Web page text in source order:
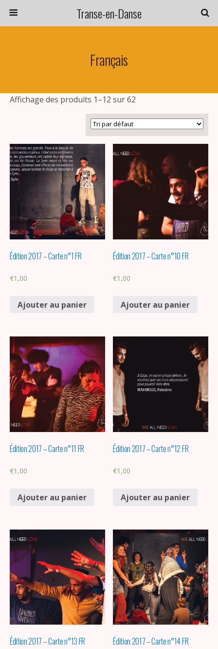
Transe-en-Danse
Français
Affichage des produits 1–12 sur 62
Édition 2017 – Carte n°1 FR
€1,00
Ajouter au panier
Édition 2017 – Carte n°10 FR
€1,00
Ajouter au panier
Édition 2017 – Carte n°11 FR
€1,00
Ajouter au panier
Édition 2017 – Carte n°12 FR
€1,00
Ajouter au panier
Édition 2017 – Carte n°13 FR Édition 2017 – Carte n°14 FR